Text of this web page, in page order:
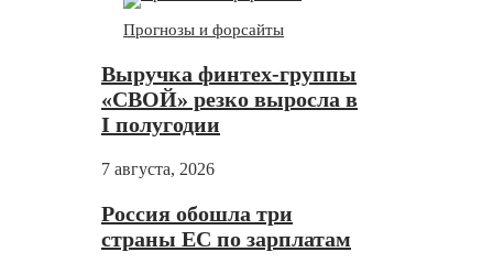
Прогнозы и форсайты
Выручка финтех-группы
«СВОЙ» резко выросла в
I полугодии
7 августа, 2026
Россия обошла три
страны ЕС по зарплатам